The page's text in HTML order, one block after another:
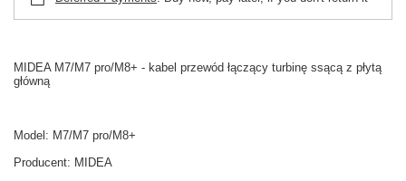
MIDEA M7/M7 pro/M8+ - kabel przewód łączący turbinę ssącą z płytą
główną
Model: M7/M7 pro/M8+
Producent: MIDEA